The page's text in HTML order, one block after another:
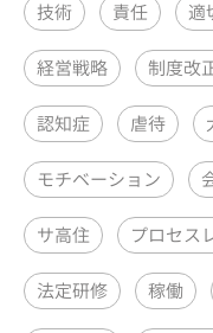
技術 責任 適
経営戦略 制度改
認知症 虐待
モチベーション
サ高住 プロセス
法定研修 稼働